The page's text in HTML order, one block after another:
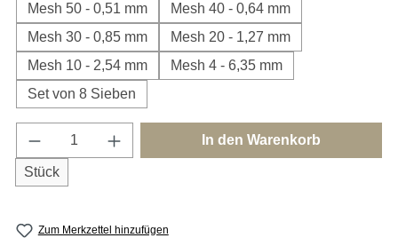
Mesh 50 - 0,51 mm
Mesh 40 - 0,64 mm
Mesh 30 - 0,85 mm
Mesh 20 - 1,27 mm
Mesh 10 - 2,54 mm
Mesh 4 - 6,35 mm
Set von 8 Sieben
Produkt Anzahl: Gib den gewünschten
Stück
In den Warenkorb
Zum Merkzettel hinzufügen